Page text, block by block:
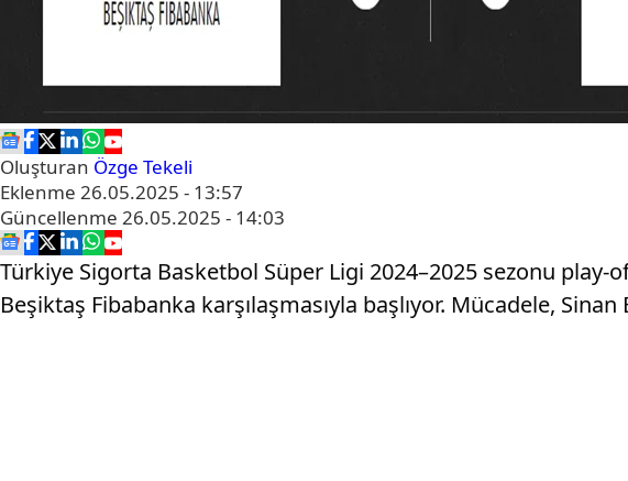
Oluşturan Özge Tekeli
Eklenme 26.05.2025 - 13:57
Güncellenme 26.05.2025 - 14:03
Türkiye Sigorta Basketbol Süper Ligi 2024–2025 sezonu
Beşiktaş Fibabanka karşılaşmasıyla başlıyor. Mücadele,